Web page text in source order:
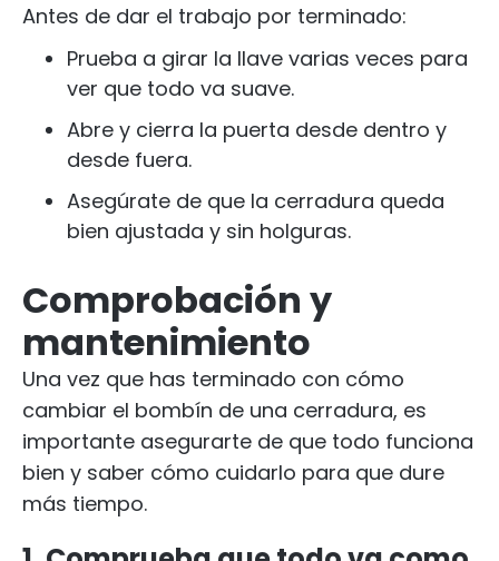
Antes de dar el trabajo por terminado:
Prueba a girar la llave varias veces para
ver que todo va suave.
Abre y cierra la puerta desde dentro y
desde fuera.
Asegúrate de que la cerradura queda
bien ajustada y sin holguras.
Comprobación y
mantenimiento
Una vez que has terminado con cómo
cambiar el bombín de una cerradura, es
importante asegurarte de que todo funciona
bien y saber cómo cuidarlo para que dure
más tiempo.